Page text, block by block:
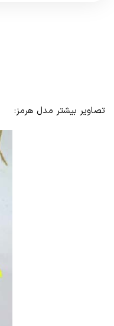
تصاویر بیشتر مدل هرمز: